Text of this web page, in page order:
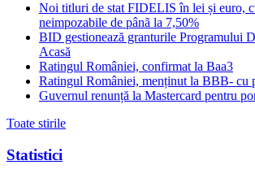
Noi titluri de stat FIDELIS în lei și euro,
neimpozabile de pânã la 7,50%
BID gestionează granturile Programului
Acasă
Ratingul României, confirmat la Baa3
Ratingul României, menținut la BBB- cu
Guvernul renunță la Mastercard pentru
Toate stirile
Statistici